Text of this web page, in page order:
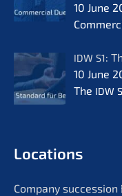
10 June
IDW S1:
10 June
The IDW
Locati­ons
Compa­ny succes­si­on